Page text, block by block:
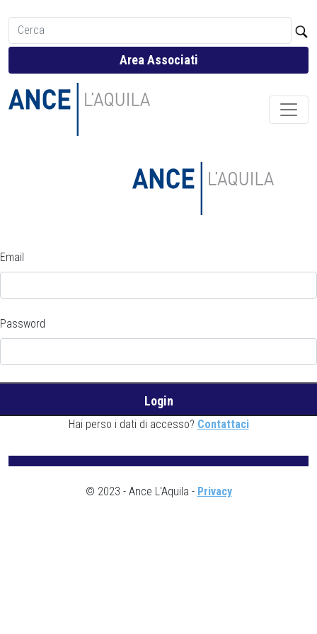
Area Associati
Email
Password
Hai perso i dati di accesso? Contattaci
© 2023 - Ance L'Aquila - Privacy